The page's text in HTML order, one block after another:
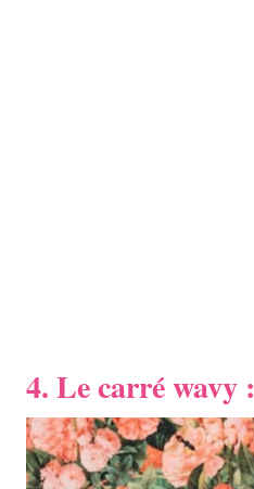
4. Le carré wavy :